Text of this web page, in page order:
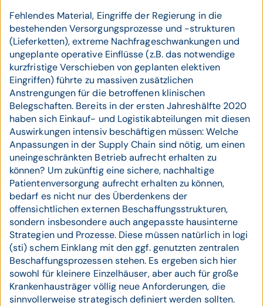
Fehlendes Material, Eingriffe der Regierung in die
bestehenden Versorgungsprozesse und -strukturen
(Lieferketten), extreme Nachfrageschwankungen und
ungeplante operative Einflüsse (z.B. das notwendige
kurzfristige Verschieben von geplanten elektiven
Eingriffen) führte zu massiven zusätzlichen
Anstrengungen für die betroffenen klinischen
Belegschaften. Bereits in der ersten Jahreshälfte 2020
haben sich Einkauf- und Logistikabteilungen mit diesen
Auswirkungen intensiv beschäftigen müssen: Welche
Anpassungen in der Supply Chain sind nötig, um einen
uneingeschränkten Betrieb aufrecht erhalten zu
können? Um zukünftig eine sichere, nachhaltige
Patientenversorgung aufrecht erhalten zu können,
bedarf es nicht nur des Überdenkens der
offensichtlichen externen Beschaffungsstrukturen,
sondern insbesondere auch angepasste hausinterne
Strategien und Prozesse. Diese müssen natürlich in logi
(sti) schem Einklang mit den ggf. genutzten zentralen
Beschaffungsprozessen stehen. Es ergeben sich hier
sowohl für kleinere Einzelhäuser, aber auch für große
Krankenhausträger völlig neue Anforderungen, die
sinnvollerweise strategisch definiert werden sollten.